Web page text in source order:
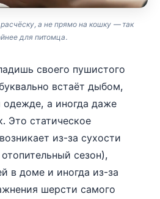
а не прямо на кошку — так
для питомца.
своего пушистого
встаёт дыбом,
одежде, а иногда даже
Это статическое
из-за сухости
сезон),
в доме и иногда из-за
шерсти самого